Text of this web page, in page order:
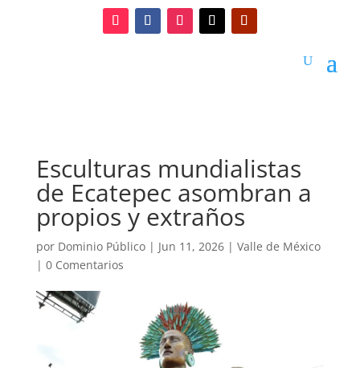
Esculturas mundialistas
de Ecatepec asombran a
propios y extraños
por Dominio Público| Jun 11, 2026| Valle de México
| 0 Comentarios